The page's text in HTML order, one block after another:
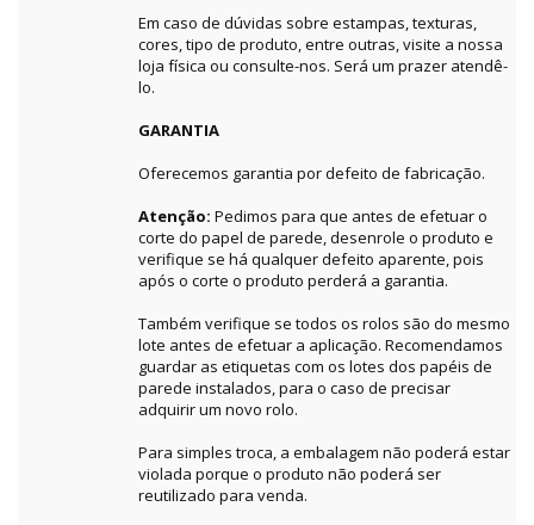
Em caso de dúvidas sobre estampas, texturas,
cores, tipo de produto, entre outras, visite a nossa
loja física ou consulte-nos. Será um prazer atendê-
lo.
GARANTIA
Oferecemos garantia por defeito de fabricação.
Atenção: Pedimos para que antes de efetuar o
corte do papel de parede, desenrole o produto e
verifique se há qualquer defeito aparente, pois
após o corte o produto perderá a garantia.
Também verifique se todos os rolos são do mesmo
lote antes de efetuar a aplicação. Recomendamos
guardar as etiquetas com os lotes dos papéis de
parede instalados, para o caso de precisar
adquirir um novo rolo.
Para simples troca, a embalagem não poderá estar
violada porque o produto não poderá ser
reutilizado para venda.